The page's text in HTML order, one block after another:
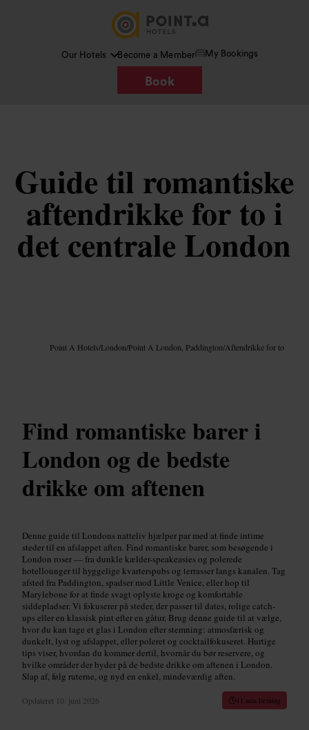
Our Hotels Become a Member My Bookings
Book
Guide til romantiske
aftendrikke for to i
det centrale London
Point A Hotels/London/Point A London, Paddington/Aftendrikke for to
Find romantiske barer i
London og de bedste
drikke om aftenen
Denne guide til Londons natteliv hjælper par med at finde intime
steder til en afslappet aften. Find romantiske barer, som besøgende i
London roser — fra dunkle kælder-speakeasies og polerede
hotellounger til hyggelige kvarterspubs og terrasser langs kanalen. Tag
afsted fra Paddington, spadser mod Little Venice, eller hop til
Marylebone for at finde svagt oplyste kroge og komfortable
siddepladser. Vi fokuserer på steder, der passer til dates, rolige catch-
ups eller en klassisk pint efter en gåtur. Brug denne guide til at vælge,
hvor du kan tage et glas i London efter stemning: atmosfærisk og
dunkelt, lyst og afslappet, eller poleret og cocktailfokuseret. Hurtige
tips viser, hvordan du kommer dertil, hvornår du bør reservere, og
hvilke områder der byder på de bedste drikke om aftenen i London.
Slap af, følg ruterne, og nyd en enkel, mindeværdig aften.
Opdateret 10. juni 2026 11 min læsning